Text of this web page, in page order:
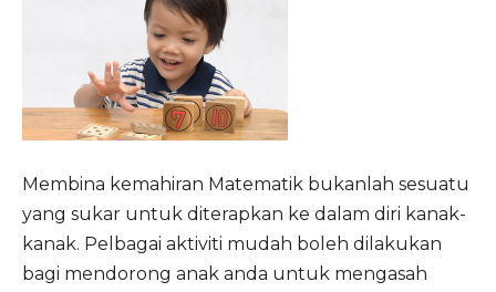
Membina kemahiran Matematik bukanlah sesuatu
yang sukar untuk diterapkan ke dalam diri kanak-
kanak. Pelbagai aktiviti mudah boleh dilakukan
bagi mendorong anak anda untuk mengasah